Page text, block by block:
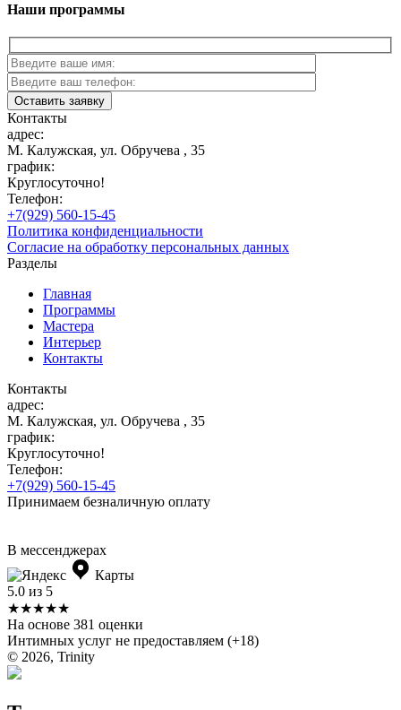
Наши программы
Контакты
адрес:
М. Калужская, ул. Обручева , 35
график:
Круглосуточно!
Телефон:
+7(929) 560-15-45
Политика конфиденциальности
Согласие на обработку персональных данных
Разделы
Главная
Программы
Мастера
Интерьер
Контакты
Контакты
адрес:
М. Калужская, ул. Обручева , 35
график:
Круглосуточно!
Телефон:
+7(929) 560-15-45
Принимаем безналичную оплату
В мессенджерах
Карты
5.0 из 5
★★★★★
На основе 381 оценки
Интимных услуг не предоставляем (+18)
© 2026, Trinity